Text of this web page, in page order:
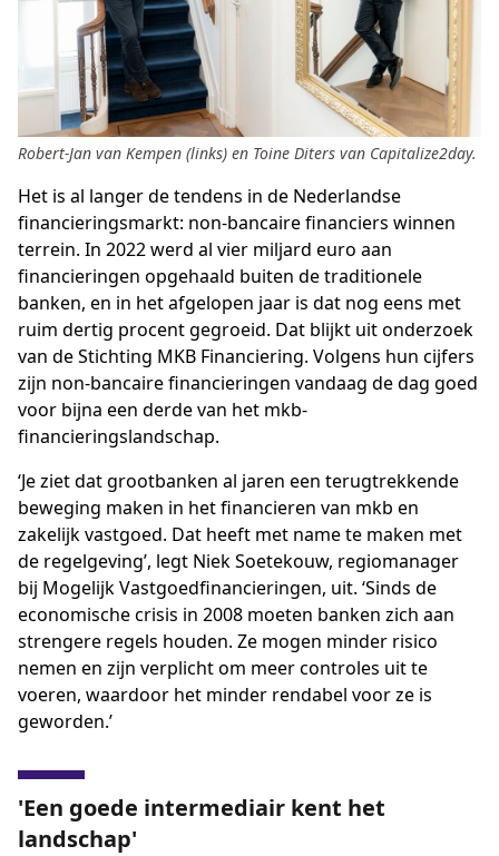
Robert-Jan van Kempen (links) en Toine Diters van Capitalize2day.
Het is al langer de tendens in de Nederlandse
financieringsmarkt: non-bancaire financiers winnen
terrein. In 2022 werd al vier miljard euro aan
financieringen opgehaald buiten de traditionele
banken, en in het afgelopen jaar is dat nog eens met
ruim dertig procent gegroeid. Dat blijkt uit onderzoek
van de Stichting MKB Financiering. Volgens hun cijfers
zijn non-bancaire financieringen vandaag de dag goed
voor bijna een derde van het mkb-
financieringslandschap.
‘Je ziet dat grootbanken al jaren een terugtrekkende
beweging maken in het financieren van mkb en
zakelijk vastgoed. Dat heeft met name te maken met
de regelgeving’, legt Niek Soetekouw, regiomanager
bij Mogelijk Vastgoedfinancieringen, uit. ‘Sinds de
economische crisis in 2008 moeten banken zich aan
strengere regels houden. Ze mogen minder risico
nemen en zijn verplicht om meer controles uit te
voeren, waardoor het minder rendabel voor ze is
geworden.’
Een goede intermediair kent het
landschap